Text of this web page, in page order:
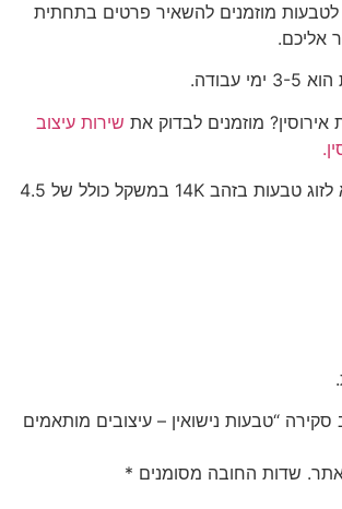
לטבעות מוזמנים להשאיר פרטים בתחתית
אליכם.
עבודה.
מוזמנים לבדוק את שירות עיצוב
מחיר הטבעות הוא לזוג טבעות בזהב 14K במשקל כולל של 4.5
“טבעות נישואין – עיצובים מותאמים
שדות החובה מסומנים *